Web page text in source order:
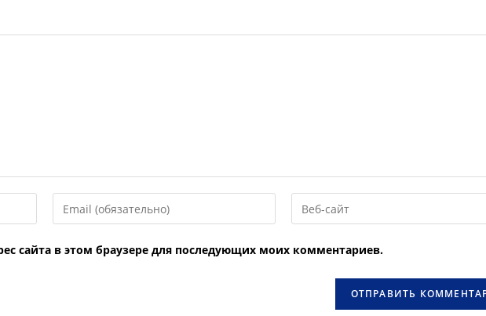
Введите
свой
Введите
URL
(необязательно)
сайта в этом браузере для последующих моих комментариев.